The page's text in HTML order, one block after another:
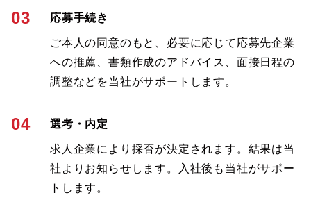
03 応募手続き
ご本人の同意のもと、必要に応じて応募先企業
への推薦、書類作成のアドバイス、面接日程の
調整などを当社がサポートします。
04 選考・内定
求人企業により採否が決定されます。結果は当
社よりお知らせします。入社後も当社がサポー
トします。